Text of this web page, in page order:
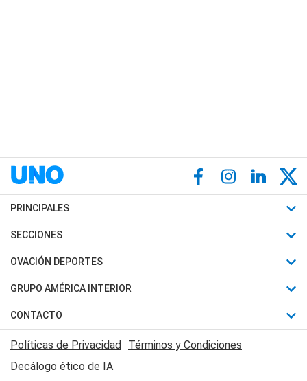
PRINCIPALES
Últimas Noticias
Política
Judiciales
Economia
SECCIONES
Horóscopo
Motores
Trucos caseros
Series y Películas
Edictos y Solicitadas
OVACIÓN DEPORTES
Fútbol
Mundial
Automovilismo
Rugby
GRUPO AMÉRICA INTERIOR
Canal 7 en Vivo
CONTACTO
Acerca de Nosotros
Contactanos
Políticas de Privacidad Términos y Condiciones
Decálogo ético de IA